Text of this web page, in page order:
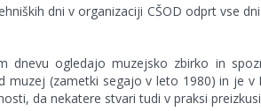
dni v organizaciji CŠOD odprt vse
dnevu ogledajo muzejsko zbirko in
muzej (zametki segajo v leto 1980) in je
da nekatere stvari tudi v praksi